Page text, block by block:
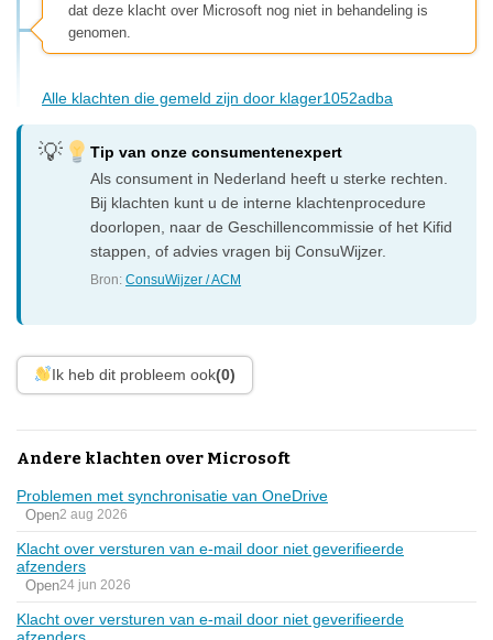
dat deze klacht over Microsoft nog niet in behandeling is
genomen.
Alle klachten die gemeld zijn door klager1052adba
Tip van onze consumentenexpert
Als consument in Nederland heeft u sterke rechten.
Bij klachten kunt u de interne klachtenprocedure
doorlopen, naar de Geschillencommissie of het Kifid
stappen, of advies vragen bij ConsuWijzer.
Bron:ConsuWijzer / ACM
Ik heb dit probleem ook(0)
Andere klachten over Microsoft
Problemen met synchronisatie van OneDrive
Open2 aug 2026
Klacht over versturen van e-mail door niet geverifieerde
afzenders
Open24 jun 2026
Klacht over versturen van e-mail door niet geverifieerde
afzenders